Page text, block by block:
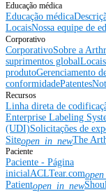
Educação médica
Educação médica
LocaisNossa equipe de
Corporativo
CorporativoSobre a
suprimentos globalLocais
produtoGerenciamento
conformidadePatentes
Recursos
Linha direta de
Enterprise Labeling
(UDI)Solicitações de
Siteopen_in_newThe
Paciente
Paciente - Página
inicialACLTear.com
Patientopen_in_new